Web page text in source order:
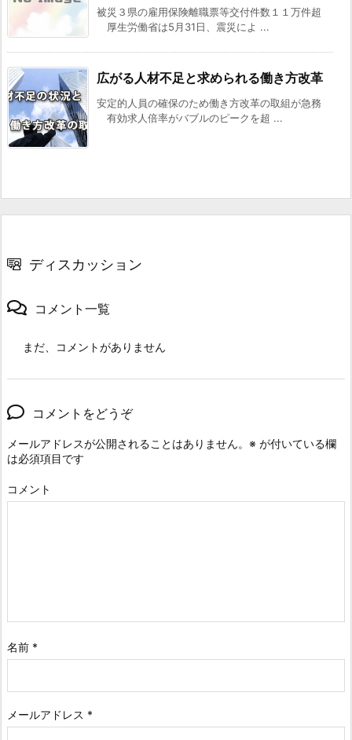
被災３県の雇用保険離職票等交付件数１１万件超
厚生労働省は5月31日、震災によ ...
広がる人材不足と求められる働き方改革
安定的人員の確保のため働き方改革の取組が急務
有効求人倍率がバブルのピークを超 ...
ディスカッション
コメント一覧
まだ、コメントがありません
コメントをどうぞ
メールアドレスが公開されることはありません。 ※ が付いている欄
は必須項目です
コメント
名前 *
メールアドレス *